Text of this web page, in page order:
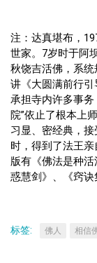
注：达真堪布，
世家。7岁时于阿
秋饶吉活佛，系
讲《大圆满前行
承担寺内许多事
院”依止了根本上
习显、密经典，
时，得到了法王亲
版有《佛法是种
惑慧剑》、《窍诀
标签: 佛人 相信